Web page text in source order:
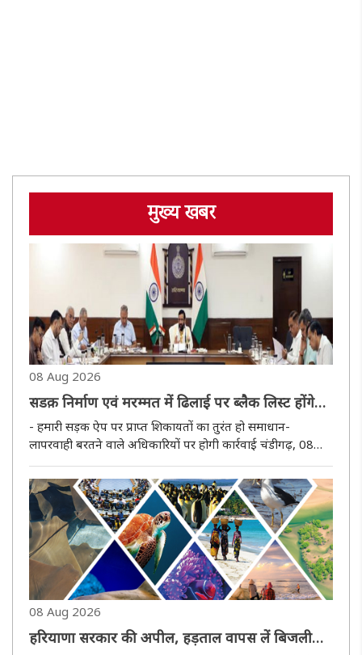
मुख्य खबर
08 Aug 2026
सडक़ निर्माण एवं मरम्मत में ढिलाई पर ब्लैक लिस्ट होंगे
ठेकेदार, लगेगा जुर्माना
- हमारी सड़क ऐप पर प्राप्त शिकायतों का तुरंत हो समाधान-
लापरवाही बरतने वाले अधिकारियों पर होगी कार्रवाई चंडीगढ़, 08
अगस्त (हि.स.)। हरियाणा के मुख्यमंत्री नायब सिंह सैनी ने सड़क
निर्माण सामग्री की उपलब्धता की समीक्षा करते हुए कहा कि यदि
विकास कार्य..
08 Aug 2026
हरियाणा सरकार की अपील, हड़ताल वापस लें बिजली